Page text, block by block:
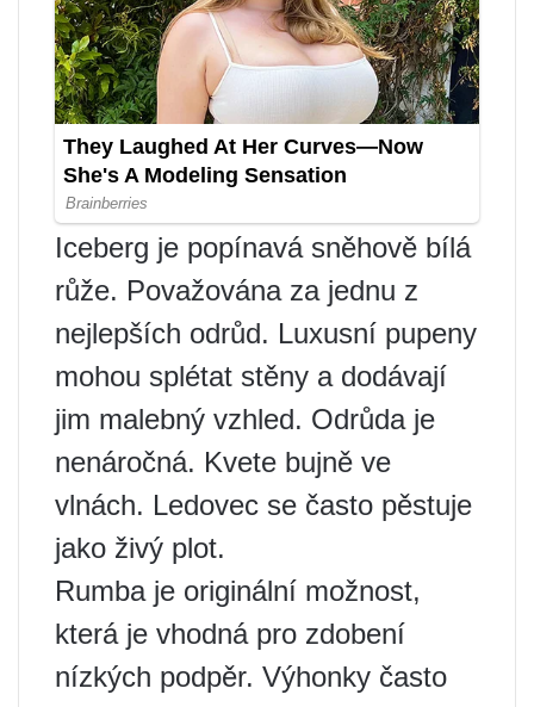
Iceberg je popínavá sněhově bílá
růže. Považována za jednu z
nejlepších odrůd. Luxusní pupeny
mohou splétat stěny a dodávají
jim malebný vzhled. Odrůda je
nenáročná. Kvete bujně ve
vlnách. Ledovec se často pěstuje
jako živý plot.
Rumba je originální možnost,
která je vhodná pro zdobení
nízkých podpěr. Výhonky často